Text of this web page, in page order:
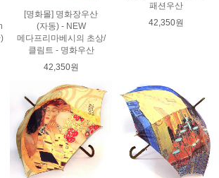
[명화몰] 명화장우산
(자동) - NEW
메다프리마베시의 초상/
클림트 - 명화우산
42,350원
패션우산
42,350원